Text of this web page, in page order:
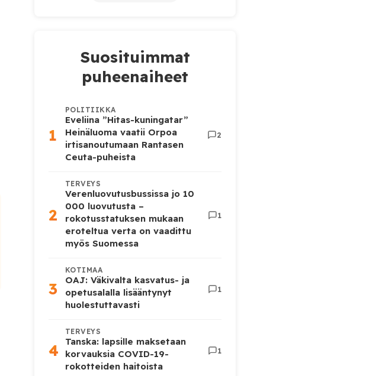
Suosituimmat
puheenaiheet
1
POLITIIKKA
Eveliina ”Hitas-kuningatar”
Heinäluoma vaatii Orpoa
irtisanoutumaan Rantasen
Ceuta-puheista
2
2
TERVEYS
Verenluovutusbussissa jo 10
000 luovutusta –
rokotusstatuksen mukaan
eroteltua verta on vaadittu
myös Suomessa
1
3
KOTIMAA
OAJ: Väkivalta kasvatus- ja
opetusalalla lisääntynyt
huolestuttavasti
1
4
TERVEYS
Tanska: lapsille maksetaan
korvauksia COVID-19-
rokotteiden haitoista
1